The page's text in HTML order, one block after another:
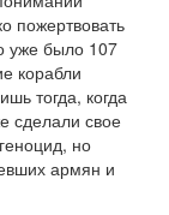
пожертвовать
уже было 107
корабли
тогда, когда
сделали свое
но
армян и